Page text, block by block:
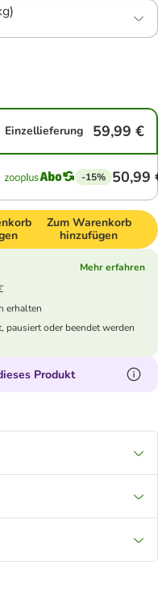
Einzellieferung 59,99 €
-15% 50,99
Zum Warenkorb
hinzufügen
Mehr erfahren
erhalten
pausiert oder beendet werden
Produkt